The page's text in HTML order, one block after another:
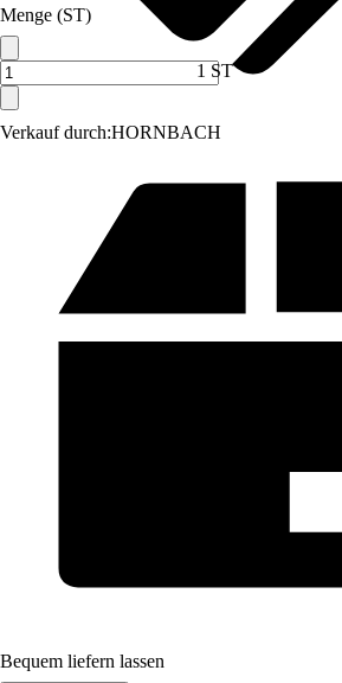
Verkauf durch:HORNBACH
Menge (ST)
1 ST
Bequem liefern lassen